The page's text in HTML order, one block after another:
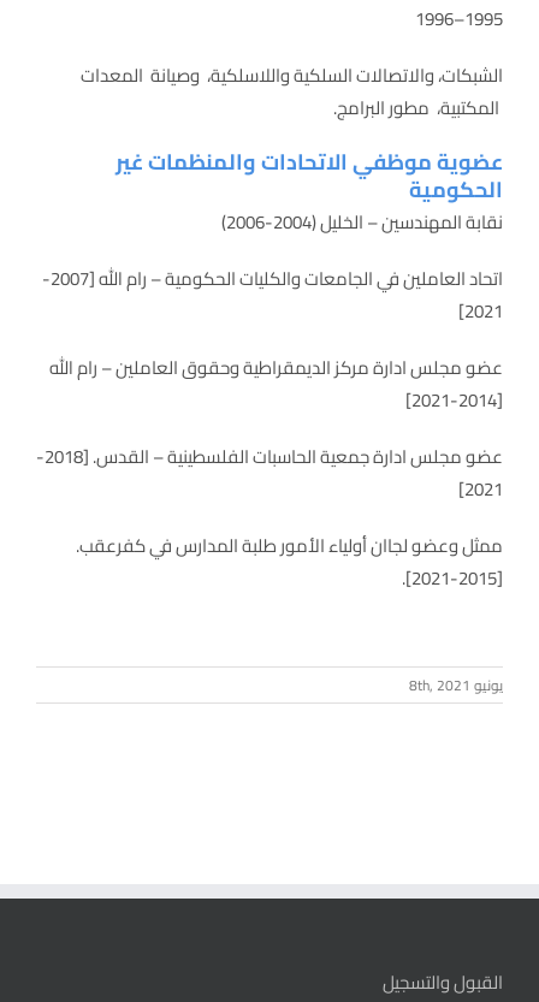
1995–1996
الشبكات، والاتصالات السلكية واللاسلكية، وصيانة المعدات
المكتبية، مطور البرامج.
عضوية موظفي الاتحادات والمنظمات غير
الحكومية
نقابة المهندسين – الخليل (2004-2006)
اتحاد العاملين في الجامعات والكليات الحكومية – رام الله [2007-
2021]
عضو مجلس ادارة مركز الديمقراطية وحقوق العاملين – رام الله
[2014-2021]
عضو مجلس ادارة جمعية الحاسبات الفلسطينية – القدس. [2018-
2021]
ممثل وعضو لجاان أولياء الأمور طلبة المدارس في كفرعقب.
[2015-2021].
يونيو 8th, 2021
القبول والتسجيل